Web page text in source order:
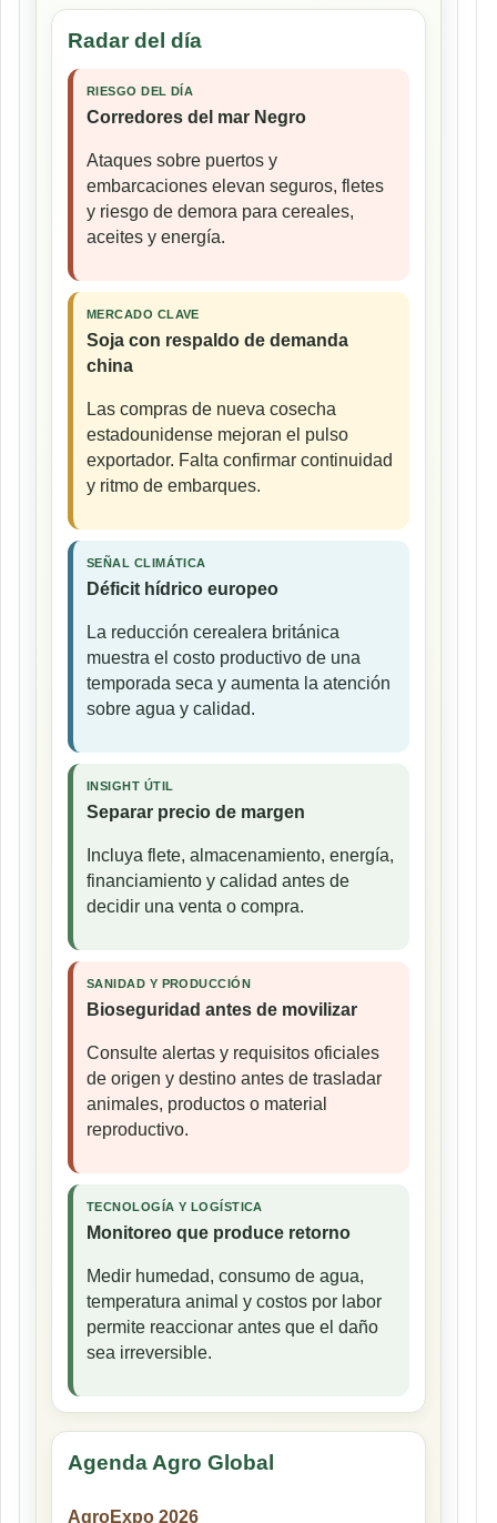
Radar del día
RIESGO DEL DÍA
Corredores del mar Negro
Ataques sobre puertos y
embarcaciones elevan seguros, fletes
y riesgo de demora para cereales,
aceites y energía.
MERCADO CLAVE
Soja con respaldo de demanda
china
Las compras de nueva cosecha
estadounidense mejoran el pulso
exportador. Falta confirmar continuidad
y ritmo de embarques.
SEÑAL CLIMÁTICA
Déficit hídrico europeo
La reducción cerealera británica
muestra el costo productivo de una
temporada seca y aumenta la atención
sobre agua y calidad.
INSIGHT ÚTIL
Separar precio de margen
Incluya flete, almacenamiento, energía,
financiamiento y calidad antes de
decidir una venta o compra.
SANIDAD Y PRODUCCIÓN
Bioseguridad antes de movilizar
Consulte alertas y requisitos oficiales
de origen y destino antes de trasladar
animales, productos o material
reproductivo.
TECNOLOGÍA Y LOGÍSTICA
Monitoreo que produce retorno
Medir humedad, consumo de agua,
temperatura animal y costos por labor
permite reaccionar antes que el daño
sea irreversible.
Agenda Agro Global
AgroExpo 2026